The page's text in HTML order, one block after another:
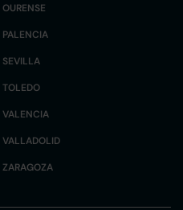
OURENSE
PALENCIA
SEVILLA
TOLEDO
VALENCIA
VALLADOLID
ZARAGOZA